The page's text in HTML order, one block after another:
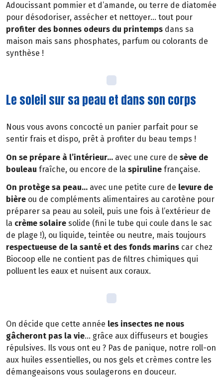
Adoucissant pommier et d’amande, ou terre de diatomée
pour désodoriser, assécher et nettoyer… tout pour
profiter des bonnes odeurs du printemps dans sa
maison mais sans phosphates, parfum ou colorants de
synthèse !
Le soleil sur sa peau et dans son corps
Nous vous avons concocté un panier parfait pour se
sentir frais et dispo, prêt à profiter du beau temps !
On se prépare à l’intérieur… avec une cure de sève de
bouleau fraîche, ou encore de la spiruline française.
On protège sa peau… avec une petite cure de levure de
bière ou de compléments alimentaires au carotène pour
préparer sa peau au soleil, puis une fois à l’extérieur de
la crème solaire solide (fini le tube qui coule dans le sac
de plage !), ou liquide, teintée ou neutre, mais toujours
respectueuse de la santé et des fonds marins car chez
Biocoop elle ne contient pas de filtres chimiques qui
polluent les eaux et nuisent aux coraux.
On décide que cette année les insectes ne nous
gâcheront pas la vie… grâce aux diffuseurs et bougies
répulsives. Ils vous ont eu ? Pas de panique, notre roll-on
aux huiles essentielles, ou nos gels et crèmes contre les
démangeaisons vous soulagerons en douceur.